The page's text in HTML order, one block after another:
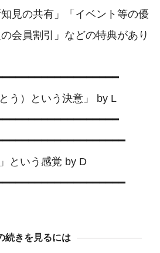
見の共有」「イベント等の優
会員割引」などの特典があり
う）という決意」 by L
という感覚 by D
続きを見るには